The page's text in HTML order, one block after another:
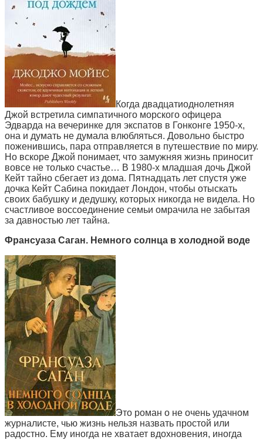
Когда двадцатиоднолетняя
Джой встретила симпатичного морского офицера
Эдварда на вечеринке для экспатов в Гонконге 1950-х,
она и думать не думала влюбляться. Довольно быстро
поженившись, пара отправляется в путешествие по миру.
Но вскоре Джой понимает, что замужняя жизнь приносит
вовсе не только счастье… В 1980-х младшая дочь Джой
Кейт тайно сбегает из дома. Пятнадцать лет спустя уже
дочка Кейт Сабина покидает Лондон, чтобы отыскать
своих бабушку и дедушку, которых никогда не видела. Но
счастливое воссоединение семьи омрачила не забытая
за давностью лет тайна.
Франсуаза Саган. Немного солнца в холодной воде
Это роман о не очень удачном
журналисте, чью жизнь нельзя назвать простой или
радостно. Ему иногда не хватает вдохновения, иногда